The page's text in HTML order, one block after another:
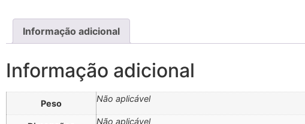
Informação adicional
Informação adicional
Peso Não aplicável
Não aplicável